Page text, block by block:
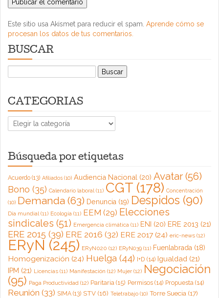
Este sitio usa Akismet para reducir el spam. Aprende cómo se
procesan los datos de tus comentarios.
BUSCAR
CATEGORIAS
CATEGORIAS
Búsqueda por etiquetas
Acuerdo (13) Afiliados (10) Audiencia Nacional (20) Avatar (56)
Bono (35) Calendario laboral(11) CGT (178) Concentración
(10) Demanda (63) Denuncia (19) Despidos (90)
Día mundial(11) Ecología (11) EEM (29) Elecciones
sindicales (51) Emergencia climática (11) ENI (20) ERE 2013 (21)
ERE 2015 (39) ERE 2016 (32) ERE 2017 (24) eric-news (12)
ERyN (245) ERyN020 (12) ERyN039 (11) Fuenlabrada (18)
Homogenización (24) Huelga (44) I+D (14) Igualdad (21)
IPM (21) Licencias (11) Manifestación (12) Mujer(12) Negociación
(95) Paga Productividad (12) Paritaria (15) Permisos (14) Propuesta (14)
Reunión (33) SIMA (13) STV (16) Teletrabajo (10) Torre Suecia (17)